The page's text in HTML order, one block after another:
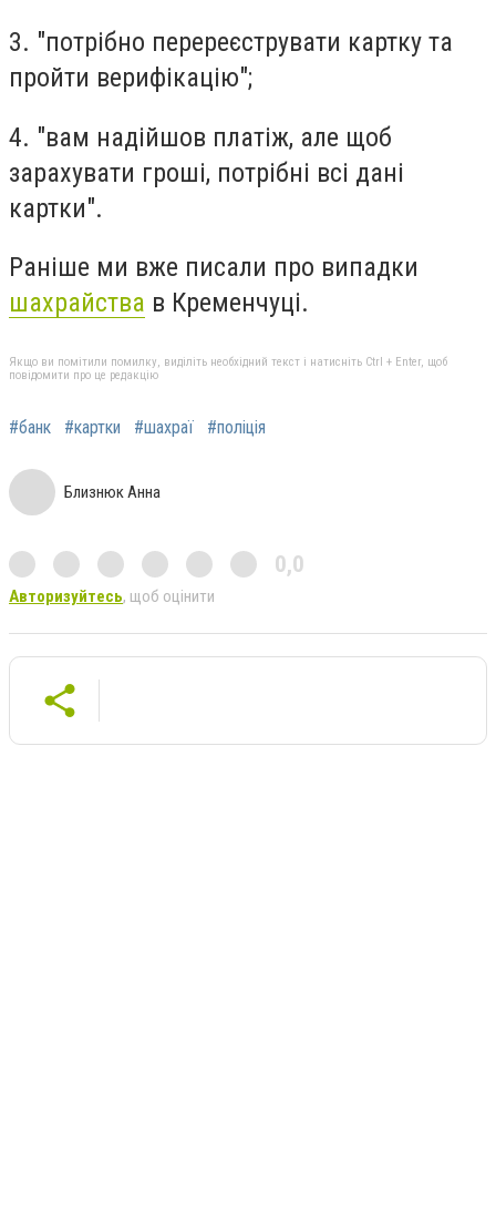
3. "потрібно перереєструвати картку та
пройти верифікацію";
4. "вам надійшов платіж, але щоб
зарахувати гроші, потрібні всі дані
картки".
Раніше ми вже писали про випадки
шахрайства в Кременчуці.
Якщо ви помітили помилку, виділіть необхідний текст і натисніть Ctrl + Enter, щоб
повідомити про це редакцію
#банк #картки #шахраї #поліція
Близнюк Анна
0,0
Авторизуйтесь, щоб оцінити